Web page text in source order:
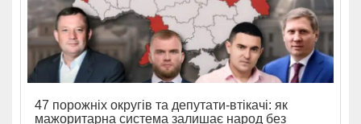
47 порожніх округів та депутати-втікачі: як
мажоритарна система залишає народ без